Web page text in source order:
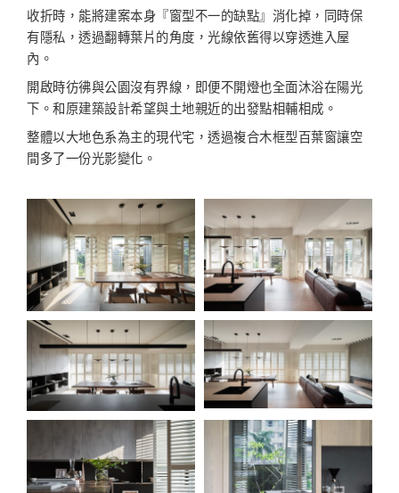
收折時，能將建案本身『窗型不一的缺點』消化掉，同時保
有隱私，透過翻轉葉片的角度，光線依舊得以穿透進入屋
內。
開啟時彷彿與公園沒有界線，即便不開燈也全面沐浴在陽光
下。和原建築設計希望與土地親近的出發點相輔相成。
整體以大地色系為主的現代宅，透過複合木框型百葉窗讓空
間多了一份光影變化。